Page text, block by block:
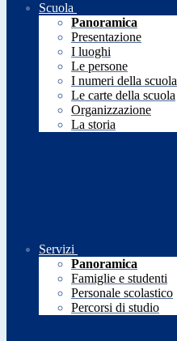
Scuola
Panoramica
Presentazione
I luoghi
Le persone
I numeri della scuola
Le carte della scuola
Organizzazione
La storia
Servizi
Panoramica
Famiglie e studenti
Personale scolastico
Percorsi di studio